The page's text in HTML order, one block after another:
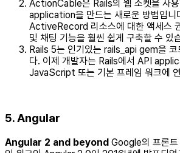
ActionCable은 Rails의 웹 소켓을 사
application을 만드는 새로운 방법입니
ActiveRecord 리소스에 대한 액세스
및 채팅 기능을 훨씬 쉽게 구축할 수 있
Rails 5는 인기있는 rails_api gem을 코
다. 이제 개발자는 Rails에서 API
JavaScript 또는 기본 프레임 워크에
5. Angular
Angular 2 and beyond Google의 프론